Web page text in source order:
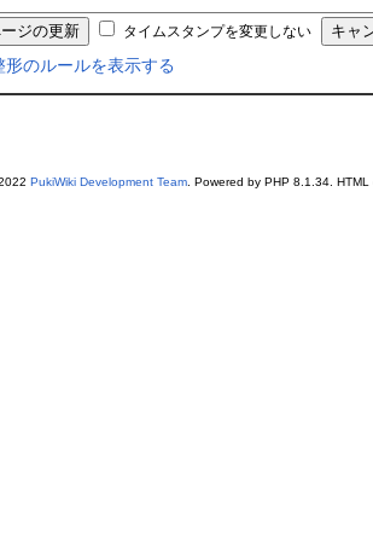
タイムスタンプを変更しない
形のルールを表示する
PukiWiki Development Team. Powered by PHP 8.1.34. HTML